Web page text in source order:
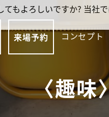
来場予約 コンセプト
〈趣
もよろしいですか? 当社